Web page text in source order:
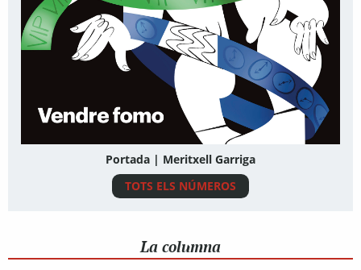
Portada | Meritxell Garriga
TOTS ELS NÚMEROS
La columna